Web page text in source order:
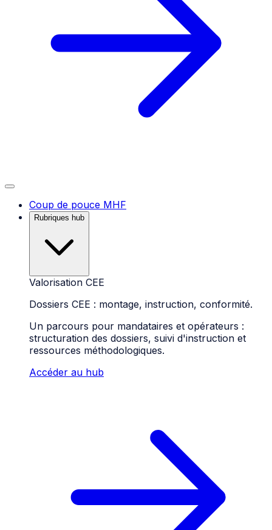
Coup de pouce MHF
Rubriques hub
Valorisation CEE
Dossiers CEE : montage, instruction, conformité.
Un parcours pour mandataires et opérateurs :
structuration des dossiers, suivi d'instruction et
ressources méthodologiques.
Accéder au hub